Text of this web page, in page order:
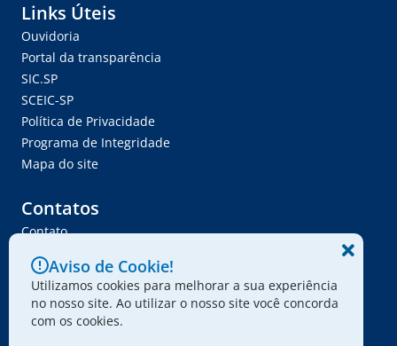
Links Úteis
Ouvidoria
Portal da transparência
SIC.SP
SCEIC-SP
Política de Privacidade
Programa de Integridade
Mapa do site
Contatos
Contato
Trabalhe Conosco
Ser Fornecedor
Envie seu projeto
Aviso de Cookie!
Utilizamos cookies para melhorar a sua experiência
no nosso site. Ao utilizar o nosso site você concorda
com os cookies.